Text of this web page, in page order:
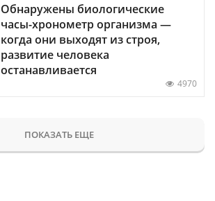
Обнаружены биологические
часы-хронометр организма —
когда они выходят из строя,
развитие человека
останавливается
4970
ПОКАЗАТЬ ЕЩЕ